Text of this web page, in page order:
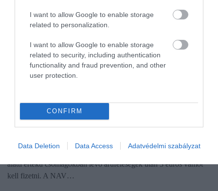
I want to allow Google to enable storage
related to personalization.
I want to allow Google to enable storage
related to security, including authentication
functionality and fraud prevention, and other
user protection.
CONFIRM
Data Deletion Data Access Adatvédelmi szabályzat
Jön a nagy változás az EU-n kívülről rendelt
csomagoknál
Július 1-től Magyarországon is érvényesek az új uniós
vámszabályok: az EU-n kívüli webáruházból rendelt, 150 euró
alatti értékű csomagokban lévő áruféleségek után 3 eurós vámot
kell fizetni. A NAV…